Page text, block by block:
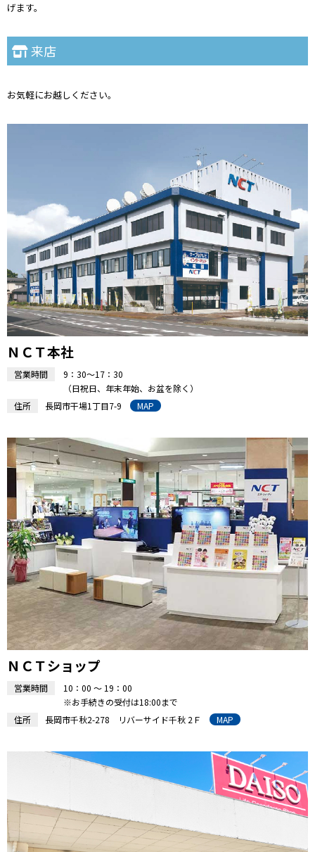
げます。
来店
お気軽にお越しください。
ＮＣＴ本社
営業時間
9：30～17：30
（日祝日、年末年始、お盆を除く）
住所
長岡市干場1丁目7-9 MAP
ＮＣＴショップ
営業時間
10：00 ～ 19：00
※お手続きの受付は18:00まで
住所
長岡市千秋2-278 リバーサイド千秋 2Ｆ MAP